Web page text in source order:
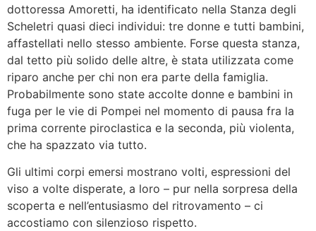
dottoressa Amoretti, ha identificato nella Stanza degli
Scheletri quasi dieci individui: tre donne e tutti bambini,
affastellati nello stesso ambiente. Forse questa stanza,
dal tetto più solido delle altre, è stata utilizzata come
riparo anche per chi non era parte della famiglia.
Probabilmente sono state accolte donne e bambini in
fuga per le vie di Pompei nel momento di pausa fra la
prima corrente piroclastica e la seconda, più violenta,
che ha spazzato via tutto.
Gli ultimi corpi emersi mostrano volti, espressioni del
viso a volte disperate, a loro – pur nella sorpresa della
scoperta e nell’entusiasmo del ritrovamento – ci
accostiamo con silenzioso rispetto.